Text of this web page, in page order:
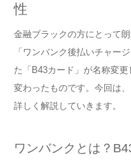
性
金融ブラックの方にとって
「ワンバンク後払いチャー
た「B43カード」が名称変
変わったものです。今回は
詳しく解説していきます。
ワンバンクとは？